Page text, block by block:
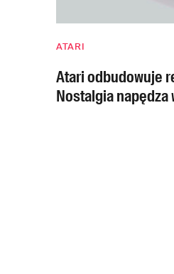
ATARI
Atari odbudowuje
Nostalgia napędza